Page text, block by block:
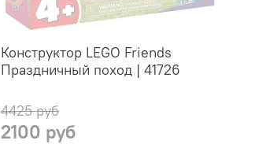
Конструктор LEGO Friends
Праздничный поход | 41726
4425 руб
2100 руб